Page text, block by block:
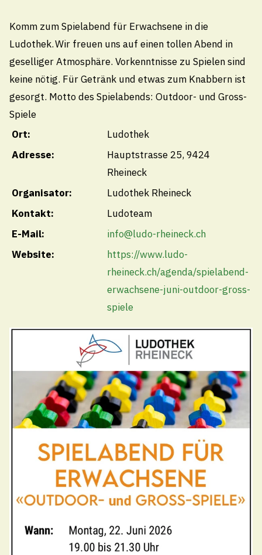
Komm zum Spielabend für Erwachsene in die
Ludothek. Wir freuen uns auf einen tollen Abend in
geselliger Atmosphäre. Vorkenntnisse zu Spielen sind
keine nötig. Für Getränk und etwas zum Knabbern ist
gesorgt. Motto des Spielabends: Outdoor- und Gross-
Spiele
Ort:
Ludothek
Adresse:
Hauptstrasse 25, 9424
Rheineck
Organisator:
Ludothek Rheineck
Kontakt:
Ludoteam
E-Mail:
info@ludo-rheineck.ch
Website:
https://www.ludo-
rheineck.ch/agenda/spielabend-
erwachsene-juni-outdoor-gross-
spiele
Technische Betriebe Thal
071 888 22 22
Pikettdienst- und Notfallnummer (24h)
technischebetriebe@thal.ch
Öffnungszeiten
08.00 - 11.30
13.30 - 18.00 Uhr
Freitag
08.00 - 11.30
Öffnungszeiten Sommerferien
Vom Montag, 27. Juli 2026 bis Freitag, 07. August
2026 sind die Schalteröffnungszeiten reduziert. Es
gelten die folgenden Öffnungszeiten:
Montag – Freitag von 08:00 – 11:30 Uhr
Nachmittags
geschlossen
Termine ausserhalb der Öffnungszeiten nach
Vereinbarung
Schule
Technische Betriebe